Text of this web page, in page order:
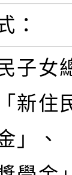
：
子女
新住
」、